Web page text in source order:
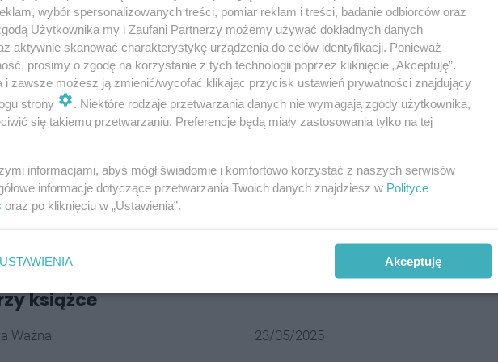
prezydenta Zabrza nie został
rozporządzenia Prezesa Rady Ministrów w
Zabrze w województwie śląskim" można
Legislacji
do kampanii "Tata też
by czas z dzieckiem
książce
Ważna 23/05/2025
wybór spersonalizowanych treści, pomiar reklam i treści, badanie odbiorców oraz
Użytkownika my i Zaufani Partnerzy możemy używać dokładnych danych
aktywnie skanować charakterystykę urządzenia do celów identyfikacji. Ponieważ
prosimy o zgodę na korzystanie z tych technologii poprzez kliknięcie „Akceptuję”.
i zawsze możesz ją zmienić/wycofać klikając przycisk ustawień prywatności znajdujący
strony
. Niektóre rodzaje przetwarzania danych nie wymagają zgody użytkownika,
się takiemu przetwarzaniu. Preferencje będą miały zastosowania tylko na tej
informacjami, abyś mógł świadomie i komfortowo korzystać z naszych serwisów
informacje dotyczące przetwarzania Twoich danych znajdziesz w Polityce
oraz po kliknięciu w „Ustawienia”.
USTAWIENIA Akceptuję